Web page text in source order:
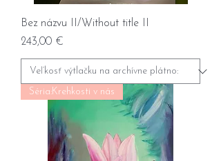
Bez názvu II/Without title II
Prix
243,00 €
Séria:Krehkosti v nás